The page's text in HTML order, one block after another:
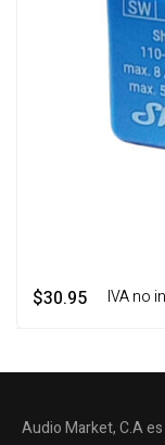
$30.95 IVA no
Audio Market, C.A